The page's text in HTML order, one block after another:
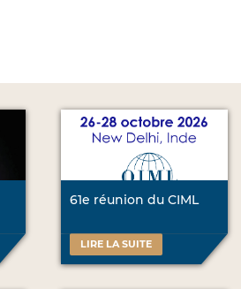
61e réunion du CIML
LIRE LA SUITE